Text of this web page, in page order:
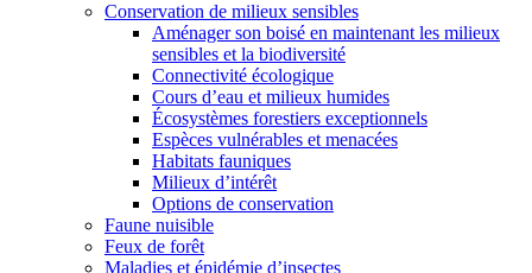
Conservation de milieux sensibles
Aménager son boisé en maintenant les milieux
sensibles et la biodiversité
Connectivité écologique
Cours d’eau et milieux humides
Écosystèmes forestiers exceptionnels
Espèces vulnérables et menacées
Habitats fauniques
Milieux d’intérêt
Options de conservation
Faune nuisible
Feux de forêt
Maladies et épidémie d’insectes